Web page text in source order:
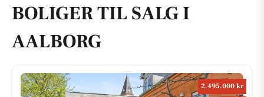
BOLIGER TIL SALG I
AALBORG
2.495.000 kr